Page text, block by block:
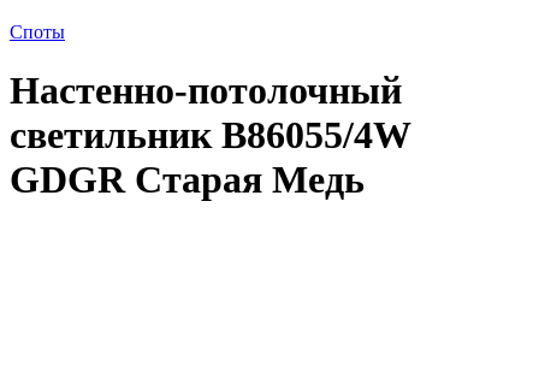
Споты
Настенно-потолочный
светильник B86055/4W
GDGR Старая Медь